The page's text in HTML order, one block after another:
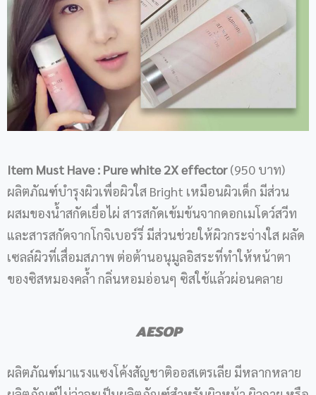
Item Must Have : Pure white 2X effector(950 บาท)
ผลิตภัณฑ์บำรุงผิวเพื่อผิวใส Bright เหมือนผิวเด็ก มีส่วน
ผสมของน้ำสกัดเยื่อไผ่ สารสกัดเข้มข้นจากดอกเมโดว์สวีท
และสารสกัดจากโกจิเบอร์รี่ มีส่วนช่วยให้ผิวกระจ่างใส ผลัด
เซลล์ผิวที่เสื่อมสภาพ ต่อต้านอนุมูลอิสระที่ทำให้หน้าตา
ของซิสหมองคล้ำ กลิ่นหอมอ่อนๆ ซิสใช้แล้วผ่อนคลาย
AESOP
ผลิตภัณฑ์มาแรงแซงโค้งสัญชาติออสเตรเลีย มีหลากหลาย